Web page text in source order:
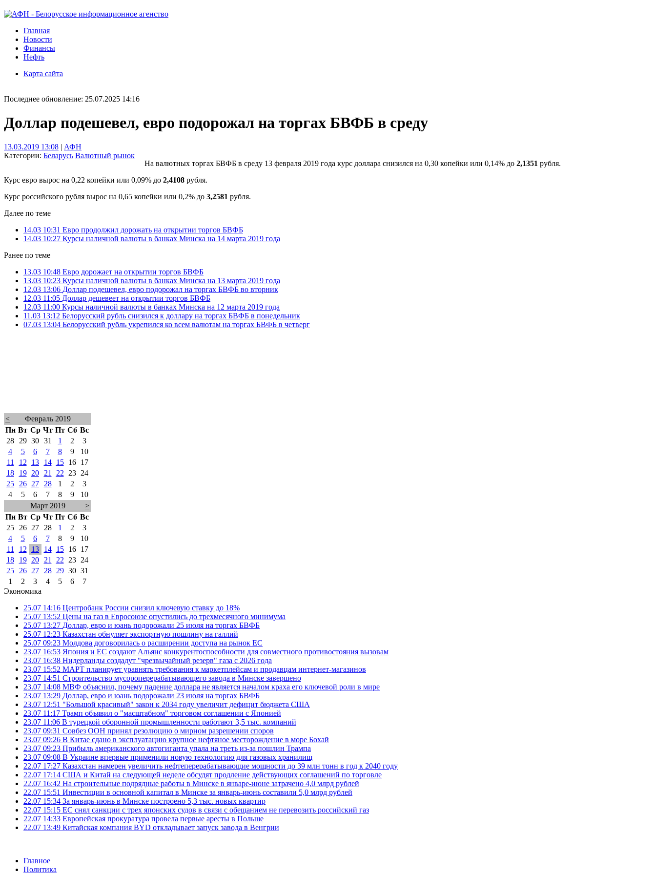
Главная
Новости
Финансы
Нефть
Карта сайта
Последнее обновление: 25.07.2025 14:16
Доллар подешевел, евро подорожал на торгах БВФБ в среду
13.03.2019 13:08 | АФН
Категории: Беларусь Валютный рынок
На валютных торгах БВФБ в среду 13 февраля 2019 года курс доллара снизился на 0,30 копейки или 0,14% до 2,1351 рубля.
Курс евро вырос на 0,22 копейки или 0,09% до 2,4108 рубля.
Курс российского рубля вырос на 0,65 копейки или 0,2% до 3,2581 рубля.
Далее по теме
14.03 10:31 Евро продолжил дорожать на открытии торгов БВФБ
14.03 10:27 Курсы наличной валюты в банках Минска на 14 марта 2019 года
Ранее по теме
13.03 10:48 Евро дорожает на открытии торгов БВФБ
13.03 10:23 Курсы наличной валюты в банках Минска на 13 марта 2019 года
12.03 13:06 Доллар подешевел, евро подорожал на торгах БВФБ во вторник
12.03 11:05 Доллар дешевеет на открытии торгов БВФБ
12.03 11:00 Курсы наличной валюты в банках Минска на 12 марта 2019 года
11.03 13:12 Белорусский рубль снизился к доллару на торгах БВФБ в понедельник
07.03 13:04 Белорусский рубль укрепился ко всем валютам на торгах БВФБ в четверг
<
Февраль 2019
Пн Вт Ср Чт Пт Сб Вс
28
29 30 31 1 2
3
4
5 6 7 8 9
10
11
12 13 14 15 16
17
18
19 20 21 22 23
24
25
26 27 28 1 2
3
4
5 6 7 8 9
10
Март 2019
>
Пн Вт Ср Чт Пт Сб Вс
25
26 27 28 1 2
3
4
5 6 7 8 9
10
11
12 13 14 15 16
17
18
19 20 21 22 23
24
25
26 27 28 29 30 31
1
2 3 4 5 6
7
Экономика
25.07 14:16 Центробанк России снизил ключевую ставку до 18%
25.07 13:52 Цены на газ в Евросоюзе опустились до трехмесячного минимума
25.07 13:27 Доллар, евро и юань подорожали 25 июля на торгах БВФБ
25.07 12:23 Казахстан обнуляет экспортную пошлину на галлий
25.07 09:23 Молдова договорилась о расширении доступа на рынок ЕС
23.07 16:53 Япония и ЕС создают Альянс конкурентоспособности для совместного противостояния вызовам
23.07 16:38 Нидерланды создадут "чрезвычайный резерв" газа с 2026 года
23.07 15:52 МАРТ планирует уравнять требования к маркетплейсам и продавцам интернет-магазинов
23.07 14:51 Строительство мусороперерабатывающего завода в Минске завершено
23.07 14:08 МВФ объяснил, почему падение доллара не является началом краха его ключевой роли в мире
23.07 13:29 Доллар, евро и юань подорожали 23 июля на торгах БВФБ
23.07 12:51 "Большой красивый" закон к 2034 году увеличит дефицит бюджета США
23.07 11:17 Трамп объявил о "масштабном" торговом соглашении с Японией
23.07 11:06 В турецкой оборонной промышленности работают 3,5 тыс. компаний
23.07 09:31 Совбез ООН принял резолюцию о мирном разрешении споров
23.07 09:26 В Китае сдано в эксплуатацию крупное нефтяное месторождение в море Бохай
23.07 09:23 Прибыль американского автогиганта упала на треть из-за пошлин Трампа
23.07 09:08 В Украине впервые применили новую технологию для газовых хранилищ
22.07 17:27 Казахстан намерен увеличить нефтеперерабатывающие мощности до 39 млн тонн в год к 2040 году
22.07 17:14 США и Китай на следующей неделе обсудят продление действующих соглашений по торговле
22.07 16:42 На строительные подрядные работы в Минске в январе-июне затрачено 4,0 млрд рублей
22.07 15:51 Инвестиции в основной капитал в Минске за январь-июнь составили 5,0 млрд рублей
22.07 15:34 За январь-июнь в Минске построено 5,3 тыс. новых квартир
22.07 15:15 ЕС снял санкции с трех японских судов в связи с обещанием не перевозить российский газ
22.07 14:33 Европейская прокуратура провела первые аресты в Польше
22.07 13:49 Китайская компания BYD откладывает запуск завода в Венгрии
Главное
Политика